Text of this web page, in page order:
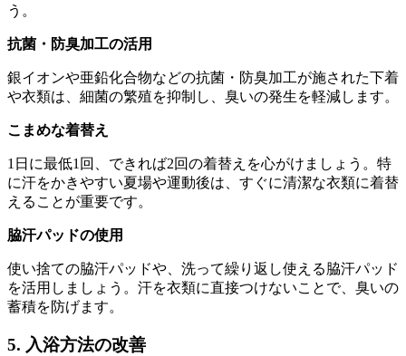
う。
抗菌・防臭加工の活用
銀イオンや亜鉛化合物などの抗菌・防臭加工が施された下着
や衣類は、細菌の繁殖を抑制し、臭いの発生を軽減します。
こまめな着替え
1日に最低1回、できれば2回の着替えを心がけましょう。特
に汗をかきやすい夏場や運動後は、すぐに清潔な衣類に着替
えることが重要です。
脇汗パッドの使用
使い捨ての脇汗パッドや、洗って繰り返し使える脇汗パッド
を活用しましょう。汗を衣類に直接つけないことで、臭いの
蓄積を防げます。
5. 入浴方法の改善